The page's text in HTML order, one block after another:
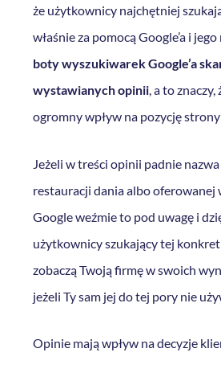
że użytkownicy najchętniej
właśnie za pomocą Google’a i
boty wyszukiwarek Google’a
wystawianych opinii, a to znaczy,
ogromny wpływ na pozycję
Jeżeli w treści opinii padnie
restauracji dania albo oferowanej
Google weźmie to pod uwagę i
użytkownicy szukający tej
zobaczą Twoją firmę w swoich
jeżeli Ty sam jej do tej pory nie
Opinie mają wpływ na decyzje